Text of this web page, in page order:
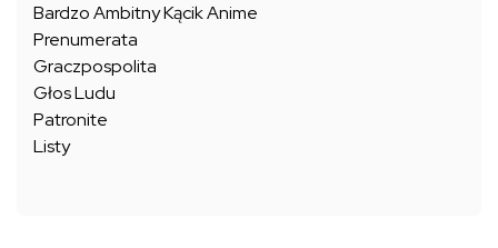
Bardzo Ambitny Kącik Anime
Prenumerata
Graczpospolita
Głos Ludu
Patronite
Listy